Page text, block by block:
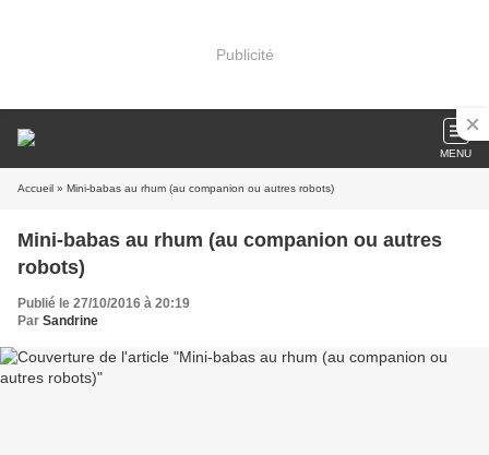
Publicité
MENU
Accueil » Mini-babas au rhum (au companion ou autres robots)
Mini-babas au rhum (au companion ou autres
robots)
Publié le 27/10/2016 à 20:19
Par Sandrine